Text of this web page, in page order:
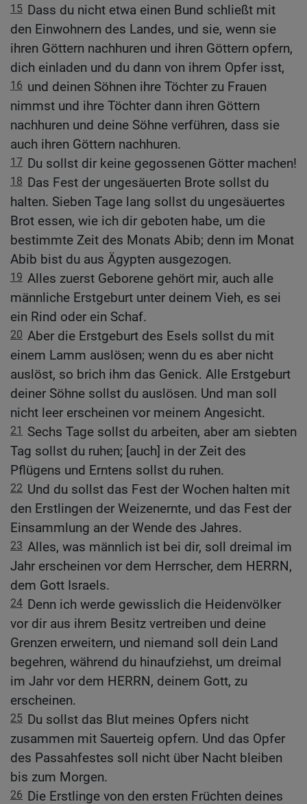
15 Dass du nicht etwa einen Bund schließt mit
den Einwohnern des Landes, und sie, wenn sie
ihren Göttern nachhuren und ihren Göttern opfern,
dich einladen und du dann von ihrem Opfer isst,
16 und deinen Söhnen ihre Töchter zu Frauen
nimmst und ihre Töchter dann ihren Göttern
nachhuren und deine Söhne verführen, dass sie
auch ihren Göttern nachhuren.
17 Du sollst dir keine gegossenen Götter machen!
18 Das Fest der ungesäuerten Brote sollst du
halten. Sieben Tage lang sollst du ungesäuertes
Brot essen, wie ich dir geboten habe, um die
bestimmte Zeit des Monats Abib; denn im Monat
Abib bist du aus Ägypten ausgezogen.
19 Alles zuerst Geborene gehört mir, auch alle
männliche Erstgeburt unter deinem Vieh, es sei
ein Rind oder ein Schaf.
20 Aber die Erstgeburt des Esels sollst du mit
einem Lamm auslösen; wenn du es aber nicht
auslöst, so brich ihm das Genick. Alle Erstgeburt
deiner Söhne sollst du auslösen. Und man soll
nicht leer erscheinen vor meinem Angesicht.
21
Sechs Tage sollst du arbeiten, aber am siebten
Tag sollst du ruhen; [auch] in der Zeit des
Pflügens und Erntens sollst du ruhen.
22 Und du sollst das Fest der Wochen halten mit
den Erstlingen der Weizenernte, und das Fest der
Einsammlung an der Wende des Jahres.
23 Alles, was männlich ist bei dir, soll dreimal im
Jahr erscheinen vor dem Herrscher, dem HERRN,
dem Gott Israels.
24 Denn ich werde gewisslich die Heidenvölker
vor dir aus ihrem Besitz vertreiben und deine
Grenzen erweitern, und niemand soll dein Land
begehren, während du hinaufziehst, um dreimal
im Jahr vor dem HERRN, deinem Gott, zu
erscheinen.
25 Du sollst das Blut meines Opfers nicht
zusammen mit Sauerteig opfern. Und das Opfer
des Passahfestes soll nicht über Nacht bleiben
bis zum Morgen.
26 Die Erstlinge von den ersten Früchten deines